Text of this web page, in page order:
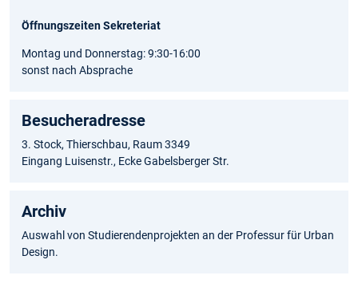
Öffnungszeiten Sekreteriat
Montag und Donnerstag: 9:30-16:00
sonst nach Absprache
Besucheradresse
3. Stock, Thierschbau, Raum 3349
Eingang Luisenstr., Ecke Gabelsberger Str.
Archiv
Auswahl von Studierendenprojekten an der Professur für Urban
Design.